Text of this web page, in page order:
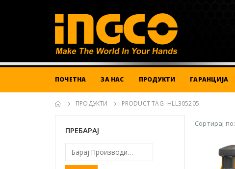
ПОЧЕТНА ЗА НАС ПРОДУКТИ ГАРАНЦИЈА
ПРОДУКТИ PRODUCT TAG -HLL305205
Сортирај по:
ПРЕБАРАЈ